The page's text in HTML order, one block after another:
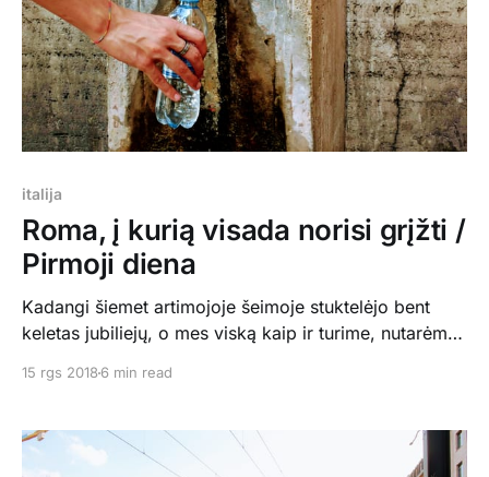
italija
Roma, į kurią visada norisi grįžti /
Pirmoji diena
Kadangi šiemet artimojoje šeimoje stuktelėjo bent
keletas jubiliejų, o mes viską kaip ir turime, nutarėme
mama iš Vilniaus ir aš iš Kopenhagos suskridome į
Apsistojome tolėliau nuo miesto centro esančiame
kempinge, bet visai nepasigailėjome, nes ramybė
15 rgs 2018 6 min read